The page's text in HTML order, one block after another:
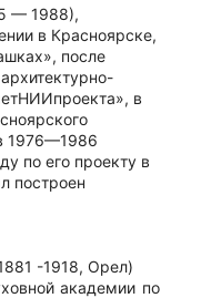
— 1988),
в Красноярске,
после
в
1976—1986
по его проекту в
построен
-1918, Орел)
академии по